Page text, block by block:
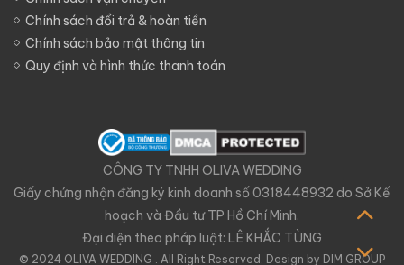
Chính sách đổi trả & hoàn tiền
Chính sách bảo mật thông tin
Quy định và hình thức thanh toán
CÔNG TY TNHH OLIVA WEDDING
Giấy chứng nhận đăng ký kinh doanh số 0318448932 do Sở Kế
hoạch và Đầu tư TP Hồ Chí Minh.
Đại diện theo pháp luật: LÊ KHẮC TÙNG
© 2024 OLIVA WEDDING . All Right Reserved. Design by DIM GROUP